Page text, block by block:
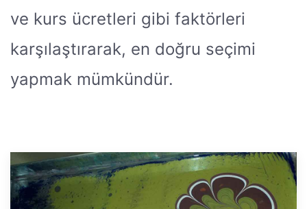
ve kurs ücretleri gibi faktörleri
karşılaştırarak, en doğru seçimi
yapmak mümkündür.